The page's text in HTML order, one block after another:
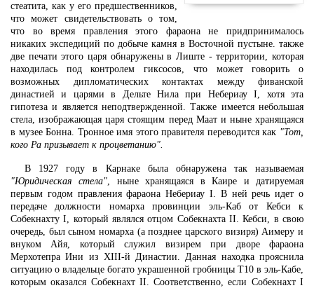
стеатита, как у его предшественников,
что может свидетельствовать о том,
что во время правления этого фараона не придпринималось
никаких экспедиций по добыче камня в Восточной пустыне. также
две печати этого царя обнаружены в Лиште - территории, которая
находилась под контролем гиксосов, что может говорить о
возможных дипломатических контактах между фиванской
династией и царями в Дельте Нила при Небериау I, хотя эта
гипотеза и является неподтвержденной. Также имеется небольшая
стела, изображающая царя стоящим перед Маат и ныне хранящаяся
в музее Бонна. Тронное имя этого правителя переводится как "Тот,
кого Ра призывает к процветанию".
В 1927 году в Карнаке была обнаружена так называемая
"Юридическая стела" , ныне хранящаяся в Каире и датируемая
первым годом правления фараона Небериау I. В ней речь идет о
передаче должности номарха провинции эль-Каб от Кебси к
Собекнахту I, который являлся отцом Собекнахта II. Кебси, в свою
очередь, был сыном номарха (а позднее царского визиря) Аимеру и
внуком Айя, который служил визирем при дворе фараона
Мерхотепра Ини из XIII-й Династии. Данная находка прояснила
ситуацию о владельце богато украшенной гробницы T10 в эль-Кабе,
которым оказался Собекнахт II. Соответственно, если Собекнахт I